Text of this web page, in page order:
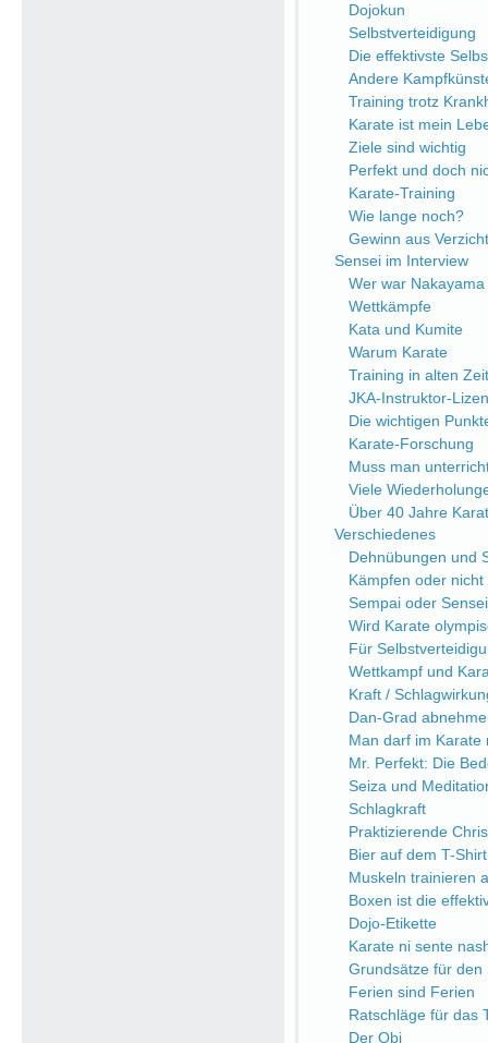
Dojokun
Selbstverteidigung
Die effektivste
Andere
Training trotz
Karate ist mein
Ziele sind wichtig
Perfekt und doch
Karate-Training
Wie lange noch?
Gewinn aus Verzicht
Sensei im Interview
Wer war
Wettkämpfe
Kata und Kumite
Warum Karate
Training in alten
JKA-Instruktor-
Die wichtigen
Karate-Forschung
Muss man
Viele
Über 40 Jahre
Verschiedenes
Dehnübungen und
Kämpfen oder
Sempai oder Sensei
Wird Karate
Für
Wettkampf und
Kraft /
Dan-Grad
Man darf im Karate
Mr. Perfekt: Die
Seiza und
Schlagkraft
Praktizierende
Bier auf dem T-Shirt
Muskeln trainieren
Boxen ist die
Dojo-Etikette
Karate ni sente
Grundsätze für den
Ferien sind Ferien
Ratschläge für das
Der Obi